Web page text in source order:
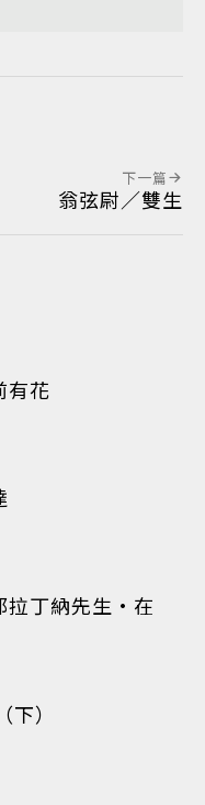
下一篇
翁弦尉／雙生
有花
拉丁納先生•在
）